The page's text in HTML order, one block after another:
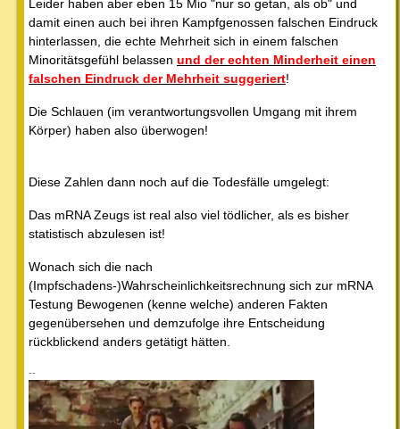
Leider haben aber eben 15 Mio "nur so getan, als ob" und
damit einen auch bei ihren Kampfgenossen falschen Eindruck
hinterlassen, die echte Mehrheit sich in einem falschen
Minoritätsgefühl belassen und der echten Minderheit einen
falschen Eindruck der Mehrheit suggeriert!
Die Schlauen (im verantwortungsvollen Umgang mit ihrem
Körper) haben also überwogen!
Diese Zahlen dann noch auf die Todesfälle umgelegt:
Das mRNA Zeugs ist real also viel tödlicher, als es bisher
statistisch abzulesen ist!
Wonach sich die nach
(Impfschadens-)Wahrscheinlichkeitsrechnung sich zur mRNA
Testung Bewogenen (kenne welche) anderen Fakten
gegenübersehen und demzufolge ihre Entscheidung
rückblickend anders getätigt hätten.
--